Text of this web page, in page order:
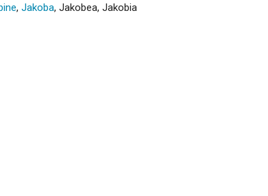
, Jakoba, Jakobea, Jakobia